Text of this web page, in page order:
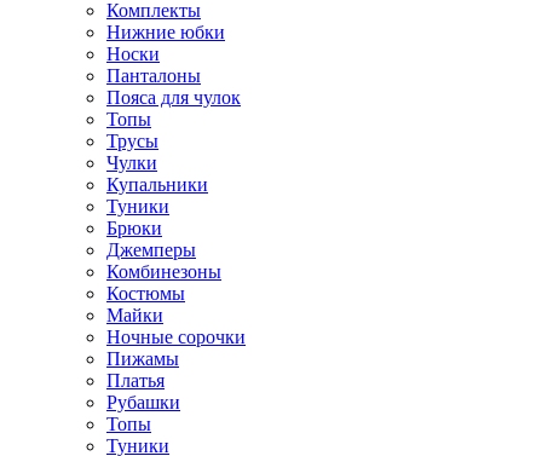
Комплекты
Нижние юбки
Носки
Панталоны
Поясa для чулок
Топы
Трусы
Чулки
Купальники
Туники
Брюки
Джемперы
Комбинезоны
Костюмы
Майки
Ночные сорочки
Пижамы
Платья
Рубашки
Топы
Туники